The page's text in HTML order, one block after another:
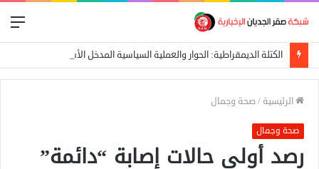
الرئيسية / صحة وجمال
صحة وجمال
رصد أولى حالات إصابة “دائمة”